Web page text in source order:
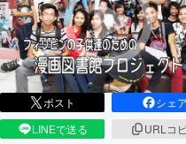
テクノロジー・ガ
映像・映画
ビジネス・起業
ポスト
シェア
LINEで送る
URLコ